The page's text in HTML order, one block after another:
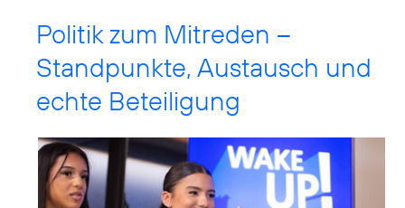
Politik zum Mitreden –
Standpunkte, Austausch und
echte Beteiligung